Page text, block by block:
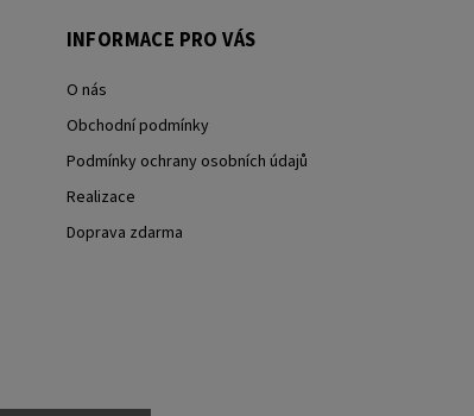
INFORMACE PRO VÁS
O nás
Obchodní podmínky
Podmínky ochrany osobních údajů
Realizace
Doprava zdarma